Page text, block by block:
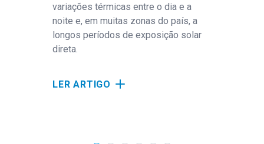
variações térmicas entre o dia e a
noite e, em muitas zonas do país, a
longos períodos de exposição solar
direta.
LER ARTIGO